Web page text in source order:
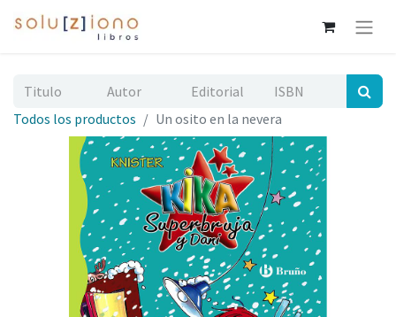
Todos los productos Un osito en la nevera